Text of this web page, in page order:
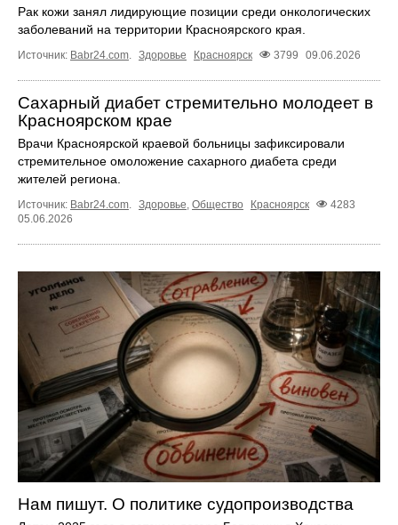
Рак кожи занял лидирующие позиции среди онкологических
заболеваний на территории Красноярского края.
Источник: Babr24.com. Здоровье Красноярск 3799 09.06.2026
Сахарный диабет стремительно молодеет в
Красноярском крае
Врачи Красноярской краевой больницы зафиксировали
стремительное омоложение сахарного диабета среди
жителей региона.
Источник: Babr24.com. Здоровье, Общество Красноярск
4283
05.06.2026
Нам пишут. О политике судопроизводства